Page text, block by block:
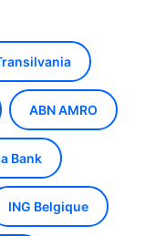
ABN AMRO
Bank
ING Belgique